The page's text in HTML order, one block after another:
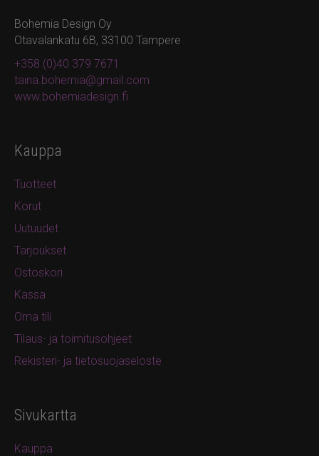
Bohemia Design Oy
Otavalankatu 6B, 33100 Tampere
+358 (0)40 379 7671
taina.bohemia@gmail.com
www.bohemiadesign.fi
Kauppa
Tuotteet
Korut
Uutuudet
Tarjoukset
Ostoskori
Kassa
Oma tili
Tilaus- ja toimitusohjeet
Rekisteri- ja tietosuojaseloste
Sivukartta
Kauppa